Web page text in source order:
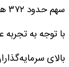
سهم حدود ۳۷۲ هزار تومان نقدینگی نیاز خواهد بود.
با توجه به
بالای